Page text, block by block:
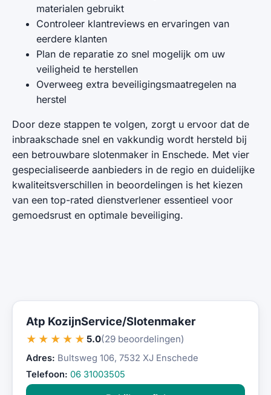
materialen gebruikt
Controleer klantreviews en ervaringen van
eerdere klanten
Plan de reparatie zo snel mogelijk om uw
veiligheid te herstellen
Overweeg extra beveiligingsmaatregelen na
herstel
Door deze stappen te volgen, zorgt u ervoor dat de
inbraakschade snel en vakkundig wordt hersteld bij
een betrouwbare slotenmaker in Enschede. Met vier
gespecialiseerde aanbieders in de regio en duidelijke
kwaliteitsverschillen in beoordelingen is het kiezen
van een top-rated dienstverlener essentieel voor
gemoedsrust en optimale beveiliging.
Atp KozijnService/Slotenmaker
★★★★★ 5.0(29 beoordelingen)
Adres: Bultsweg 106, 7532 XJ Enschede
Telefoon: 06 31003505